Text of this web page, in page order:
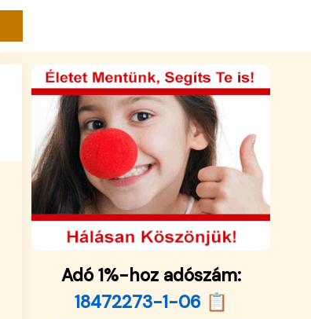
Adó 1%-hoz adószám:
18472273-1-06 📋